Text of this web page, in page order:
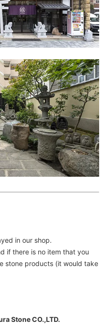
in our shop.
if there is no item that you
stone products (it would take
Stone CO.,LTD.